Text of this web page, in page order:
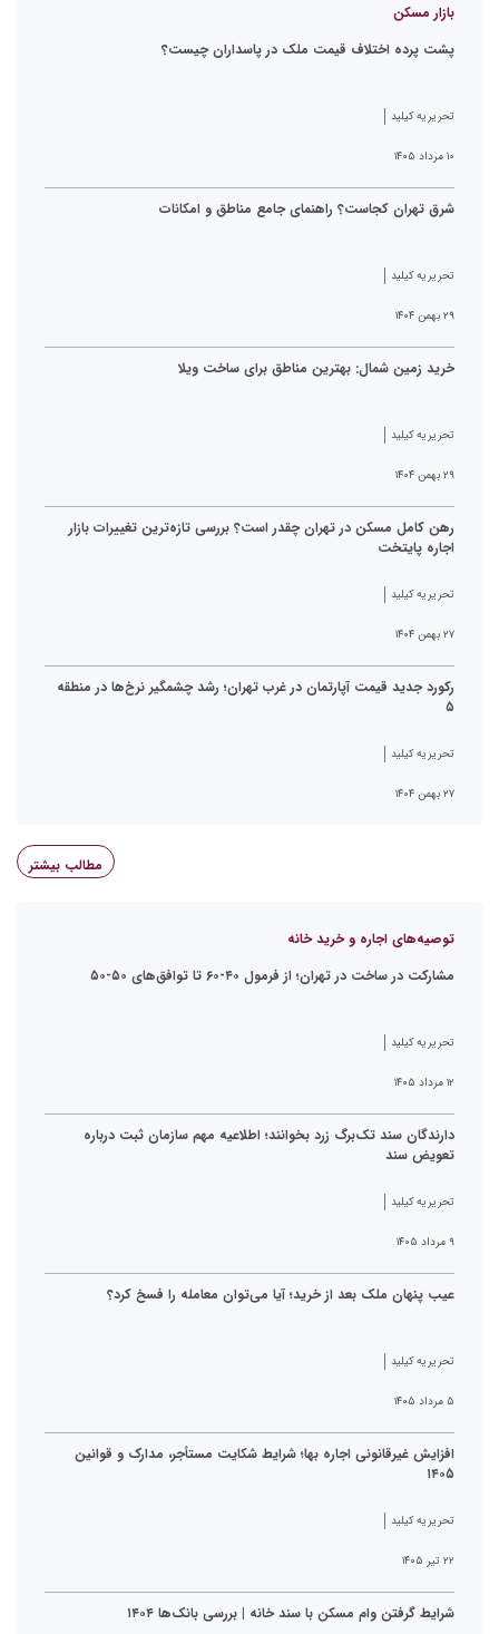
بازار مسکن
پشت پرده اختلاف قیمت ملک در پاسداران چیست؟
تحریریه کیلید
۱۰ مرداد ۱۴۰۵
شرق تهران کجاست؟ راهنمای جامع مناطق و امکانات
تحریریه کیلید
۲۹ بهمن ۱۴۰۴
خرید زمین شمال: بهترین مناطق برای ساخت ویلا
تحریریه کیلید
۲۹ بهمن ۱۴۰۴
رهن کامل مسکن در تهران چقدر است؟ بررسی تازه‌ترین تغییرات بازار
اجاره پایتخت
تحریریه کیلید
۲۷ بهمن ۱۴۰۴
رکورد جدید قیمت آپارتمان در غرب تهران؛ رشد چشمگیر نرخ‌ها در منطقه
۵
تحریریه کیلید
۲۷ بهمن ۱۴۰۴
مطالب بیشتر
توصیه‌های اجاره و خرید خانه
مشارکت در ساخت در تهران؛ از فرمول ۴۰-۶۰ تا توافق‌های ۵۰-۵۰
تحریریه کیلید
۱۲ مرداد ۱۴۰۵
دارندگان سند تک‌برگ زرد بخوانند؛ اطلاعیه مهم سازمان ثبت درباره
تعویض سند
تحریریه کیلید
۹ مرداد ۱۴۰۵
عیب پنهان ملک بعد از خرید؛ آیا می‌توان معامله را فسخ کرد؟
تحریریه کیلید
۵ مرداد ۱۴۰۵
افزایش غیرقانونی اجاره بها؛ شرایط شکایت مستأجر، مدارک و قوانین
۱۴۰۵
تحریریه کیلید
۲۲ تیر ۱۴۰۵
شرایط گرفتن وام مسکن با سند خانه | بررسی بانک‌ها ۱۴۰۴